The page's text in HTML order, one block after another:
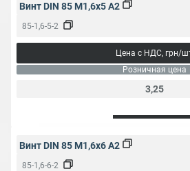
0.6
Винт DIN 85 M1,6x5 A2
85-1,6-5-2
Цена с НДС, грн/
Розничная цена
3,25
Винт DIN 85 M1,6x6 A2
85-1,6-6-2